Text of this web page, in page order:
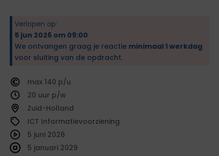
Verlopen op:
5 jun 2026 om 09:00
We ontvangen graag je reactie minimaal 1 werkdag
voor sluiting van de opdracht.
140
20
Zuid-Holland
ICT Informatievoorziening
5 juni 2026
5 januari 2029